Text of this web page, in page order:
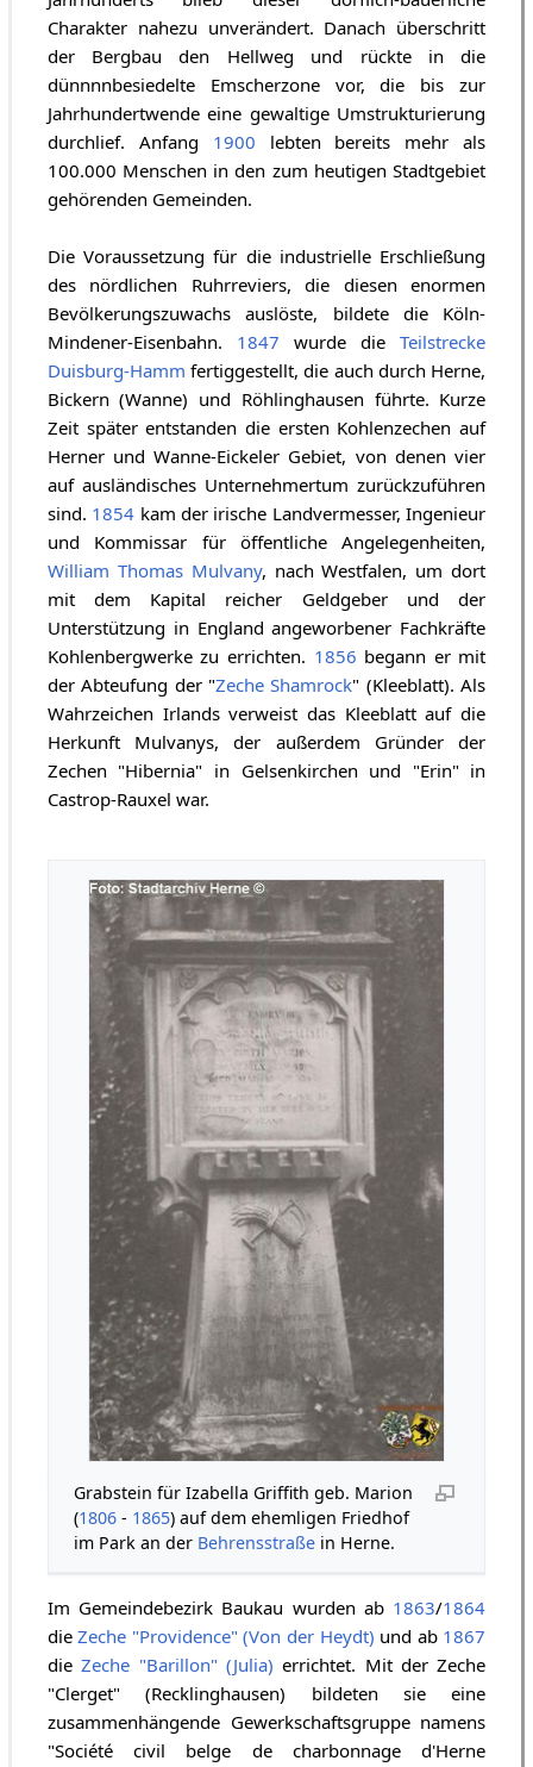
Charakter nahezu unverändert. Danach überschritt
der Bergbau den Hellweg und rückte in die
dünnnnbesiedelte Emscherzone vor, die bis zur
Jahrhundertwende eine gewaltige Umstrukturierung
durchlief. Anfang 1900 lebten bereits mehr als
100.000 Menschen in den zum heutigen Stadtgebiet
gehörenden Gemeinden.
Die Voraussetzung für die industrielle Erschließung
des nördlichen Ruhrreviers, die diesen enormen
Bevölkerungszuwachs auslöste, bildete die Köln-
Mindener-Eisenbahn. 1847 wurde dieTeilstrecke
Duisburg-Hamm fertiggestellt, die auch durch Herne,
Bickern (Wanne) und Röhlinghausen führte. Kurze
Zeit später entstanden die ersten Kohlenzechen auf
Herner und Wanne-Eickeler Gebiet, von denen vier
auf ausländisches Unternehmertum zurückzuführen
sind. 1854 kam der irische Landvermesser, Ingenieur
und Kommissar für öffentliche Angelegenheiten,
William Thomas Mulvany, nach Westfalen, um dort
mit dem Kapital reicher Geldgeber und der
Unterstützung in England angeworbener Fachkräfte
Kohlenbergwerke zu errichten. 1856 begann er mit
der Abteufung der "Zeche Shamrock" (Kleeblatt). Als
Wahrzeichen Irlands verweist das Kleeblatt auf die
Herkunft Mulvanys, der außerdem Gründer der
Zechen "Hibernia" in Gelsenkirchen und "Erin" in
Castrop-Rauxel war.
Grabstein für Izabella Griffith geb. Marion
(1806 - 1865) auf dem ehemligen Friedhof
im Park an der Behrensstraße in Herne.
Im Gemeindebezirk Baukau wurden ab 1863/1864
dieZeche "Providence" (Von der Heydt) und ab 1867
dieZeche "Barillon" (Julia) errichtet. Mit der Zeche
"Clerget" (Recklinghausen) bildeten sie eine
zusammenhängende Gewerkschaftsgruppe namens
"Société civil belge de charbonnage d'Herne